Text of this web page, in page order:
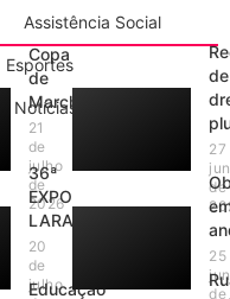
Assistência Social
Esportes
Notícias
Copa
de
Marcha
21
de
julho
de
2026
36ª
EXPO
LARANJAL
20
de
julho
Educação
de
27
de
25
de